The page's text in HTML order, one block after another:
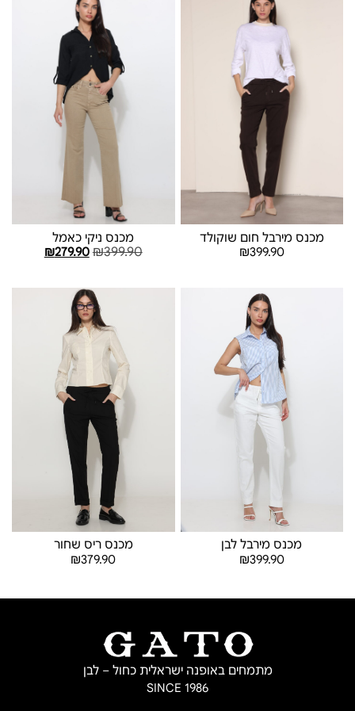
מכנס מירבל חום שוקולד
₪399.90
מכנס ניקי כאמל
₪399.90
₪279.90
מכנס מירבל לבן
₪399.90
מכנס ריס שחור
₪379.90
מתמחים באופנה ישראלית כחול – לבן
SINCE 1986